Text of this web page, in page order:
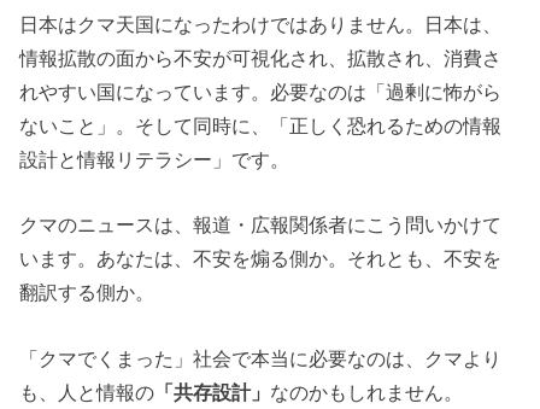
日本はクマ天国になったわけではありません。日本は、
情報拡散の面から不安が可視化され、拡散され、消費さ
れやすい国になっています。必要なのは「過剰に怖がら
ないこと」。そして同時に、「正しく恐れるための情報
設計と情報リテラシー」です。
クマのニュースは、報道・広報関係者にこう問いかけて
います。あなたは、不安を煽る側か。それとも、不安を
翻訳する側か。
「クマでくまった」社会で本当に必要なのは、クマより
も、人と情報の 「共存設計」 なのかもしれません。